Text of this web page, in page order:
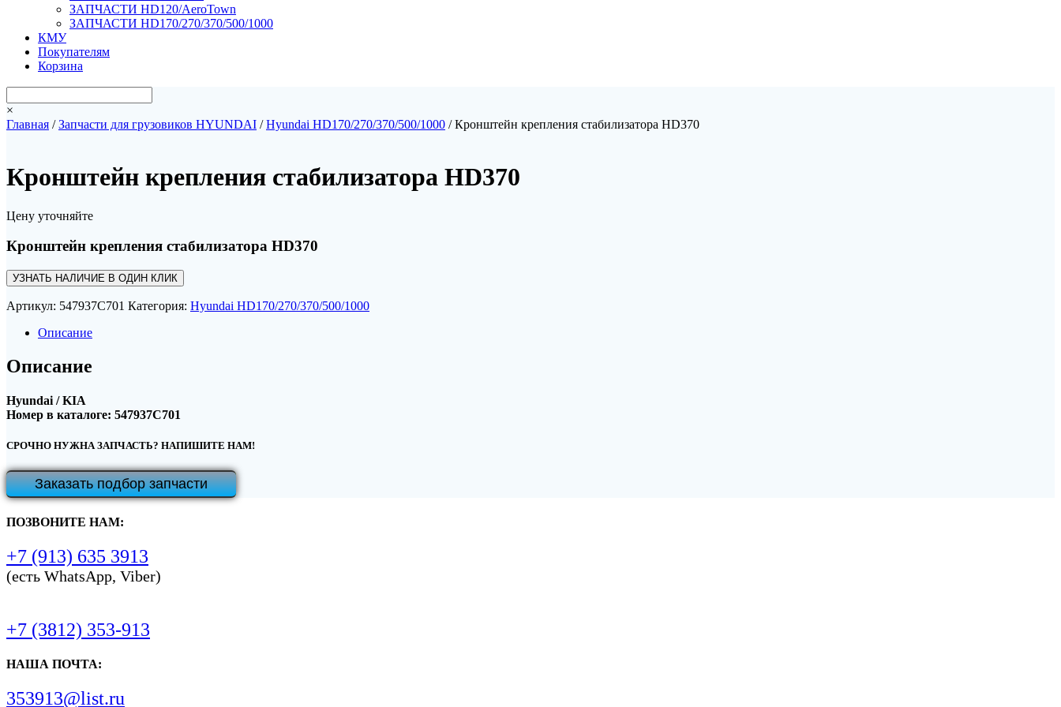
ЗАПЧАСТИ HD120/AeroTown
ЗАПЧАСТИ HD170/270/370/500/1000
КМУ
Покупателям
Корзина
×
Главная /Запчасти для грузовиков HYUNDAI /Hyundai HD170/270/370/500/1000 / Кронштейн крепления стабилизатора HD370
Кронштейн крепления стабилизатора HD370
Цену уточняйте
Кронштейн крепления стабилизатора HD370
УЗНАТЬ НАЛИЧИЕ В ОДИН КЛИК
Артикул: 547937C701 Категория: Hyundai HD170/270/370/500/1000
Описание
Описание
Hyundai / KIA
Номер в каталоге: 547937C701
СРОЧНО НУЖНА ЗАПЧАСТЬ? НАПИШИТЕ НАМ!
Заказать подбор запчасти
ПОЗВОНИТЕ НАМ:
+7 (913) 635 3913
(есть WhatsApp, Viber)
+7 (3812) 353-913
НАША ПОЧТА:
353913@list.ru